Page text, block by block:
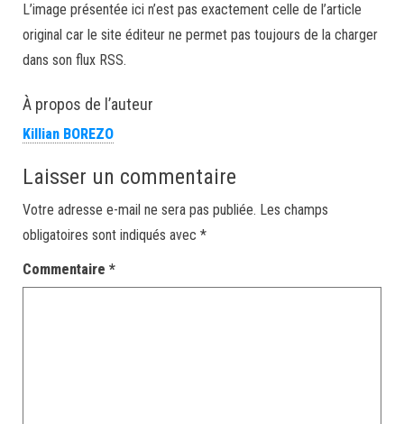
L’image présentée ici n’est pas exactement celle de l’article
original car le site éditeur ne permet pas toujours de la charger
dans son flux RSS.
À propos de l’auteur
Killian BOREZO
Laisser un commentaire
Votre adresse e-mail ne sera pas publiée. Les champs
obligatoires sont indiqués avec *
Commentaire *